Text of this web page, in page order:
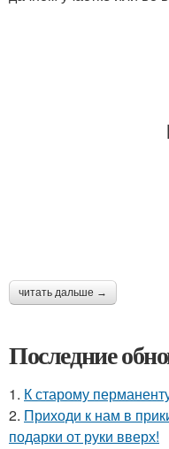
читать дальше →
Последние
1. К старому
2. Приходи к нам в
подарки от руки вверх!